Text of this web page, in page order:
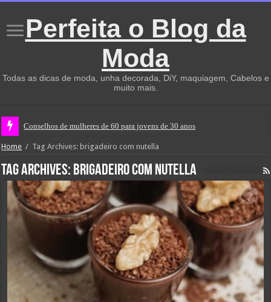
Perfeita o Blog da
Moda
Todas as dicas de moda, unha decorada, DiY, maquiagem, Cabelos e
muito mais.
Conselhos de mulheres de 60 para jovens de 30 anos
Home / Tag Archives: brigadeiro com nutella
Tag Archives: brigadeiro com nutella